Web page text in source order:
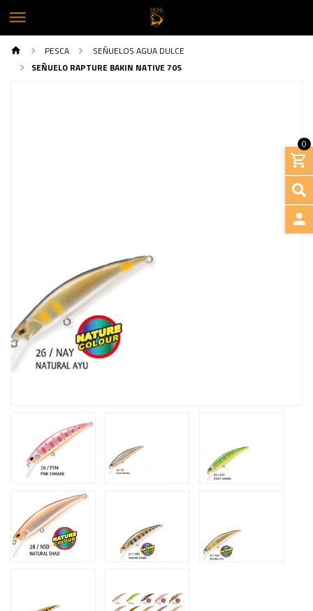
0
PESCA
SEÑUELOS AGUA DULCE
SEÑUELO RAPTURE BAKIN NATIVE 70S